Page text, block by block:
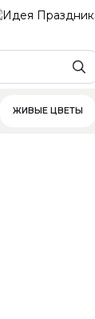
ЖИВЫЕ ЦВЕТЫ
Цена Цветы